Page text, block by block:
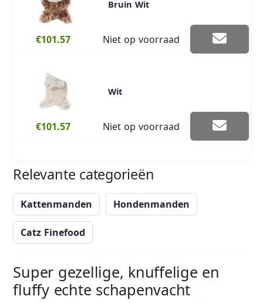
Bruin Wit
€101.57 Niet op voorraad
Wit
€101.57 Niet op voorraad
Relevante categorieën
Kattenmanden Hondenmanden
Catz Finefood
Super gezellige, knuffelige en
fluffy echte schapenvacht